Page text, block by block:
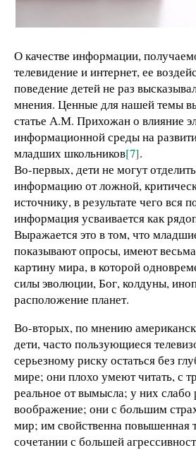
О качестве информации,
телевидение и интернет, ее
поведение детей не раз
мнения. Ценные для нашей темы
статье А.М. Прихожан о влияние
информационной среды на
младших школьников[7].
Во-первых, дети не могут
информацию от ложной,
источнику, в результате чего вся
информация усваивается как
Выражается это в том, что
показывают опросы, имеют
картину мира, в которой
силы эволюции, Бог, колдуны,
расположение планет.
Во-вторых, по мнению
дети, часто пользующиеся
серьезному риску остаться без
мире; они плохо умеют читать, с
реальное от вымысла; у них слабо
воображение; они с большим
мир; им свойственна повышенная
сочетании с большей